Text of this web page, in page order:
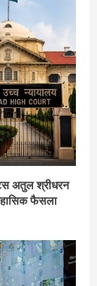
अतुल श्रीधरन
फैसला